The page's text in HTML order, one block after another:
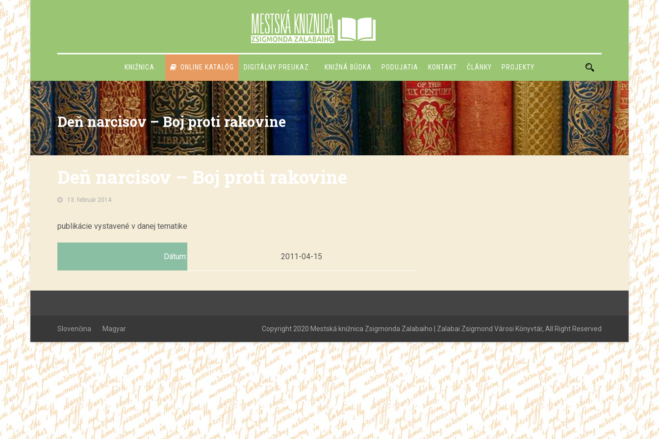
KNIŽNICA ONLINE KATALÓG DIGITÁLNY PREUKAZ KNIŽNÁ BÚDKA PODUJATIA KONTAKT ČLÁNKY PROJEKTY
Deň narcisov – Boj proti rakovine
Deň narcisov – Boj proti rakovine
13. február 2014.
publikácie vystavené v danej tematike
Dátum: 2011-04-15
Slovenčina Magyar Copyright 2020 Mestská knižnica Zsigmonda Zalabaiho | Zalabai Zsigmond Városi Könyvtár, All Right Reserved